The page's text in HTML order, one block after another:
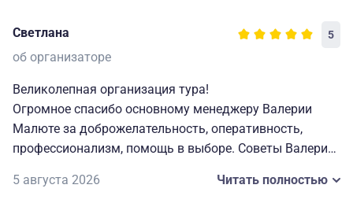
Светлана 5
об организаторе
Великолепная организация тура!
Огромное спасибо основному менеджеру Валерии
Малюте за доброжелательность, оперативность,
профессионализм, помощь в выборе. Советы Валерии
Кроме того, в любое время доступны дежурные
5 августа 2026 Читать полностью